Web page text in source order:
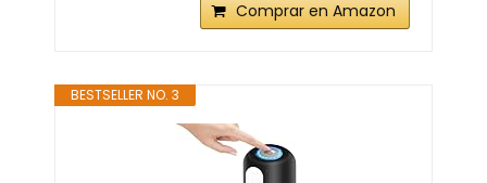
Comprar en Amazon
BESTSELLER NO. 3